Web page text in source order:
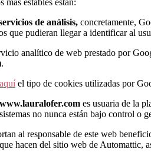
más estables están:
de análisis, concretamente,
que pudieran llegar a identificar al
analítico de web prestado por
aquíel tipo de cookies utilizadas por
es usuaria de la
no nunca están bajo control o
al responsable de este web
hacen del sitio web de Automattic,